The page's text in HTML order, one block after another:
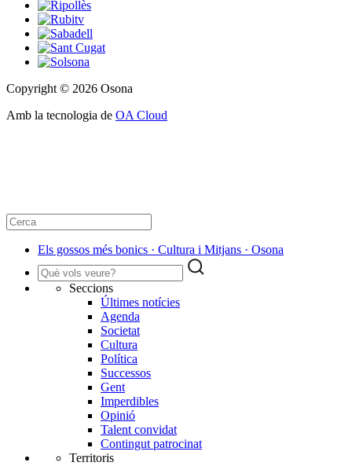
Copyright © 2026 Osona
Amb la tecnologia de OA Cloud
Els gossos més bonics · Cultura i Mitjans · Osona
Seccions
Últimes notícies
Agenda
Societat
Cultura
Política
Successos
Gent
Imperdibles
Opinió
Talent convidat
Contingut patrocinat
Territoris